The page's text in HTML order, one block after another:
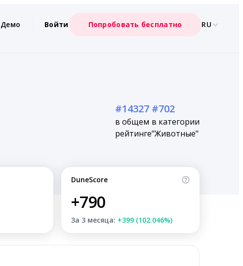
Демо Войти Попробовать бесплатно RU
#14327
в общем
рейтинге
#702
в категории
"Животные"
DuneScore
+790
За 3 месяца: +399 (102.046%)